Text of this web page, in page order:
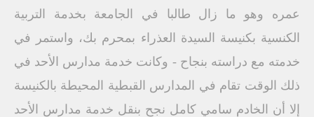
عمره وهو ما زال طالبا في الجامعة بخدمة التربية
الكنسية بكنيسة السيدة العذراء بمحرم بك، واستمر في
خدمته مع دراسته بنجاح - وكانت خدمة مدارس الأحد في
ذلك الوقت تقام في المدارس القبطية المحيطة بالكنيسة
إلا أن الخادم سامي كامل نجح بنقل خدمة مدارس الأحد